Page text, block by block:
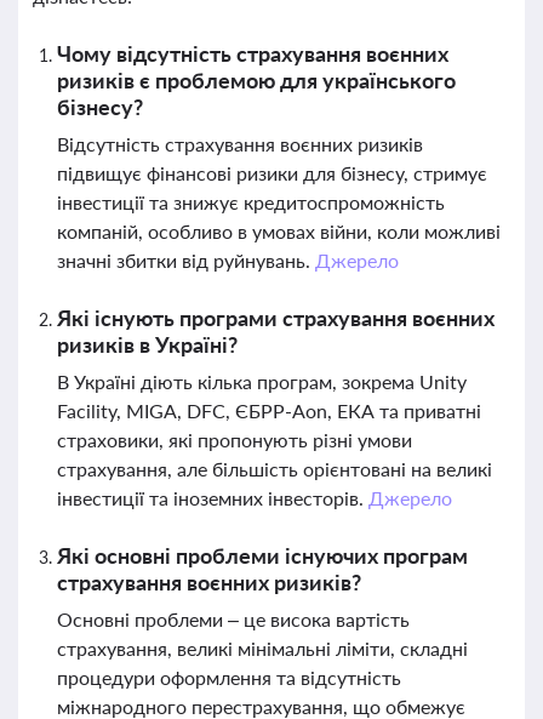
Чому відсутність страхування воєнних
ризиків є проблемою для українського
бізнесу?
Відсутність страхування воєнних ризиків
підвищує фінансові ризики для бізнесу, стримує
інвестиції та знижує кредитоспроможність
компаній, особливо в умовах війни, коли можливі
значні збитки від руйнувань. Джерело
Які існують програми страхування воєнних
ризиків в Україні?
В Україні діють кілька програм, зокрема Unity
Facility, MIGA, DFC, ЄБРР-Aon, ЕКА та приватні
страховики, які пропонують різні умови
страхування, але більшість орієнтовані на великі
інвестиції та іноземних інвесторів. Джерело
Які основні проблеми існуючих програм
страхування воєнних ризиків?
Основні проблеми – це висока вартість
страхування, великі мінімальні ліміти, складні
процедури оформлення та відсутність
міжнародного перестрахування, що обмежує